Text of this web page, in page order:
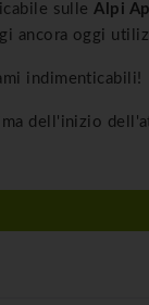
sulleAlpi
ancora oggi
indimenticabili!
dell'inizio